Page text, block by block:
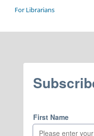
For Librarians